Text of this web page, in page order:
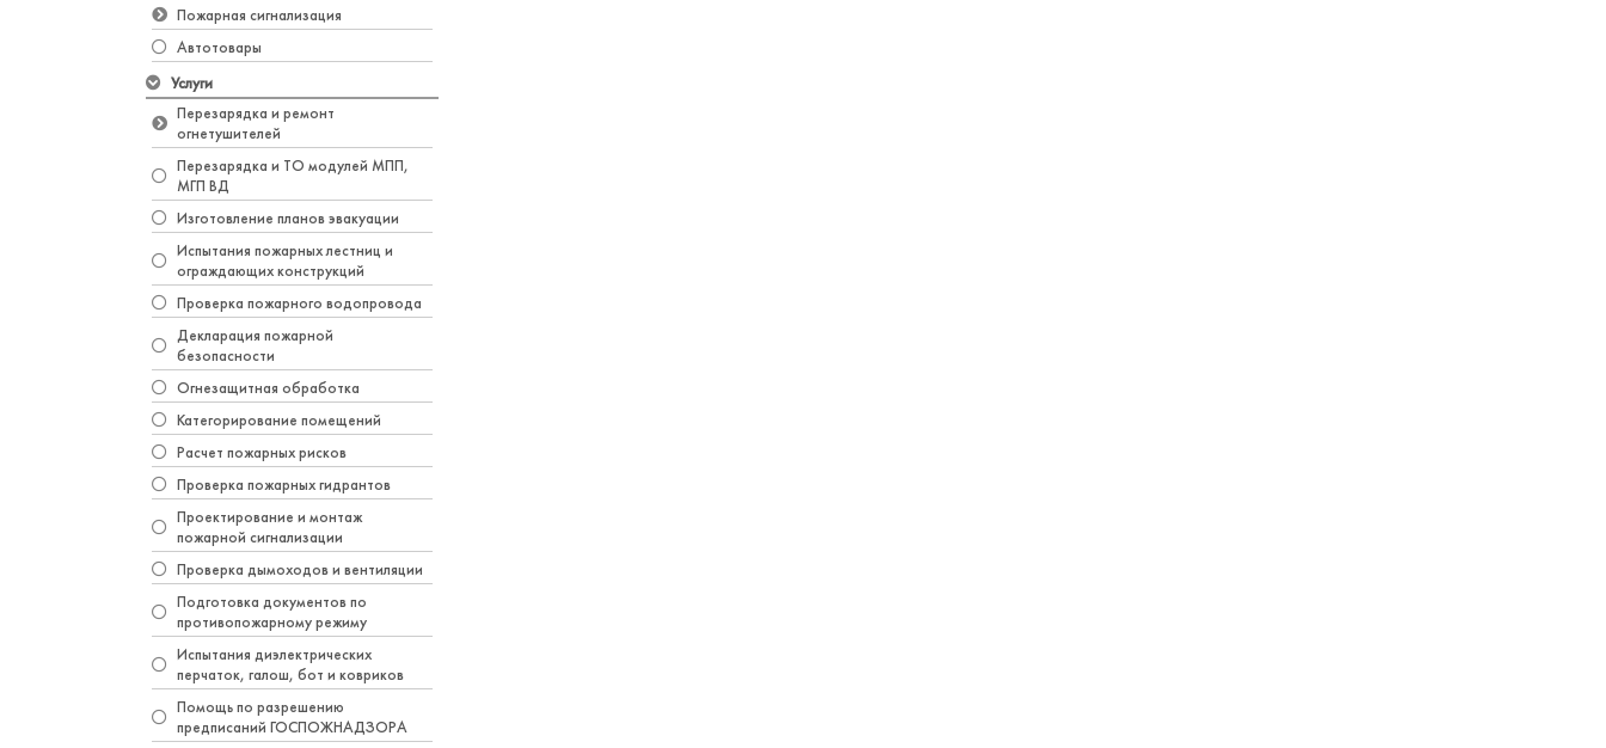
Пожарная сигнализация
Автотовары
Услуги
Перезарядка и ремонт
огнетушителей
Перезарядка и ТО модулей МПП,
МГП ВД
Изготовление планов эвакуации
Испытания пожарных лестниц и
ограждающих конструкций
Проверка пожарного водопровода
Декларация пожарной
безопасности
Огнезащитная обработка
Категорирование помещений
Расчет пожарных рисков
Проверка пожарных гидрантов
Проектирование и монтаж
пожарной сигнализации
Проверка дымоходов и вентиляции
Подготовка документов по
противопожарному режиму
Испытания диэлектрических
перчаток, галош, бот и ковриков
Помощь по разрешению
предписаний ГОСПОЖНАДЗОРА